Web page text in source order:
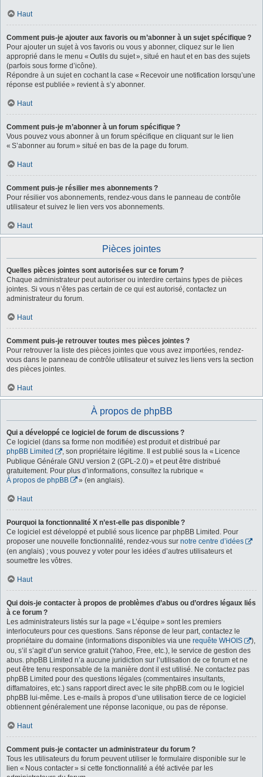
Haut
Comment puis-je ajouter aux favoris ou m’abonner à un sujet spécifique ?
Pour ajouter un sujet à vos favoris ou vous y abonner, cliquez sur le lien
approprié dans le menu « Outils du sujet », situé en haut et en bas des sujets
(parfois sous forme d’icône).
Répondre à un sujet en cochant la case « Recevoir une notification lorsqu’une
réponse est publiée » revient à s’y abonner.
Haut
Comment puis-je m’abonner à un forum spécifique ?
Vous pouvez vous abonner à un forum spécifique en cliquant sur le lien
« S’abonner au forum » situé en bas de la page du forum.
Haut
Comment puis-je résilier mes abonnements ?
Pour résilier vos abonnements, rendez-vous dans le panneau de contrôle
utilisateur et suivez le lien vers vos abonnements.
Haut
Pièces jointes
Quelles pièces jointes sont autorisées sur ce forum ?
Chaque administrateur peut autoriser ou interdire certains types de pièces
jointes. Si vous n’êtes pas certain de ce qui est autorisé, contactez un
administrateur du forum.
Haut
Comment puis-je retrouver toutes mes pièces jointes ?
Pour retrouver la liste des pièces jointes que vous avez importées, rendez-
vous dans le panneau de contrôle utilisateur et suivez les liens vers la section
des pièces jointes.
Haut
À propos de phpBB
Qui a développé ce logiciel de forum de discussions ?
Ce logiciel (dans sa forme non modifiée) est produit et distribué par
phpBB Limited
, son propriétaire légitime. Il est publié sous la « Licence
Publique Générale GNU version 2 (GPL-2.0) » et peut être distribué
gratuitement. Pour plus d’informations, consultez la rubrique «
À propos de phpBB
» (en anglais).
Haut
Pourquoi la fonctionnalité X n’est-elle pas disponible ?
Ce logiciel est développé et publié sous licence par phpBB Limited. Pour
proposer une nouvelle fonctionnalité, rendez-vous sur notre centre d’idées
(en anglais) ; vous pouvez y voter pour les idées d’autres utilisateurs et
soumettre les vôtres.
Haut
Qui dois-je contacter à propos de problèmes d’abus ou d’ordres légaux liés
à ce forum ?
Les administrateurs listés sur la page « L’équipe » sont les premiers
interlocuteurs pour ces questions. Sans réponse de leur part, contactez le
propriétaire du domaine (informations disponibles via une requête WHOIS
),
ou, s’il s’agit d’un service gratuit (Yahoo, Free, etc.), le service de gestion des
abus. phpBB Limited n’a aucune juridiction sur l’utilisation de ce forum et ne
peut être tenu responsable de la manière dont il est utilisé. Ne contactez pas
phpBB Limited pour des questions légales (commentaires insultants,
diffamatoires, etc.) sans rapport direct avec le site phpBB.com ou le logiciel
phpBB lui-même. Les e-mails à propos d’une utilisation tierce de ce logiciel
obtiennent généralement une réponse laconique, ou pas de réponse.
Haut
Comment puis-je contacter un administrateur du forum ?
Tous les utilisateurs du forum peuvent utiliser le formulaire disponible sur le
lien « Nous contacter » si cette fonctionnalité a été activée par les